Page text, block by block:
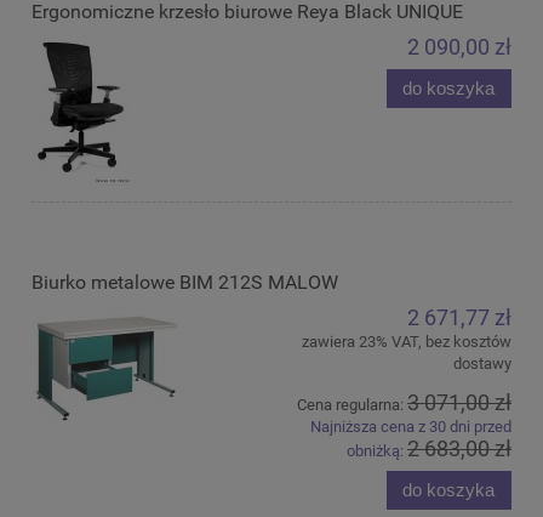
Ergonomiczne krzesło biurowe Reya Black UNIQUE
2 090,00 zł
do koszyka
Biurko metalowe BIM 212S MALOW
2 671,77 zł
zawiera 23% VAT, bez kosztów
dostawy
Cena regularna: 3 071,00 zł
Najniższa cena z 30 dni przed
obniżką: 2 683,00 zł
do koszyka